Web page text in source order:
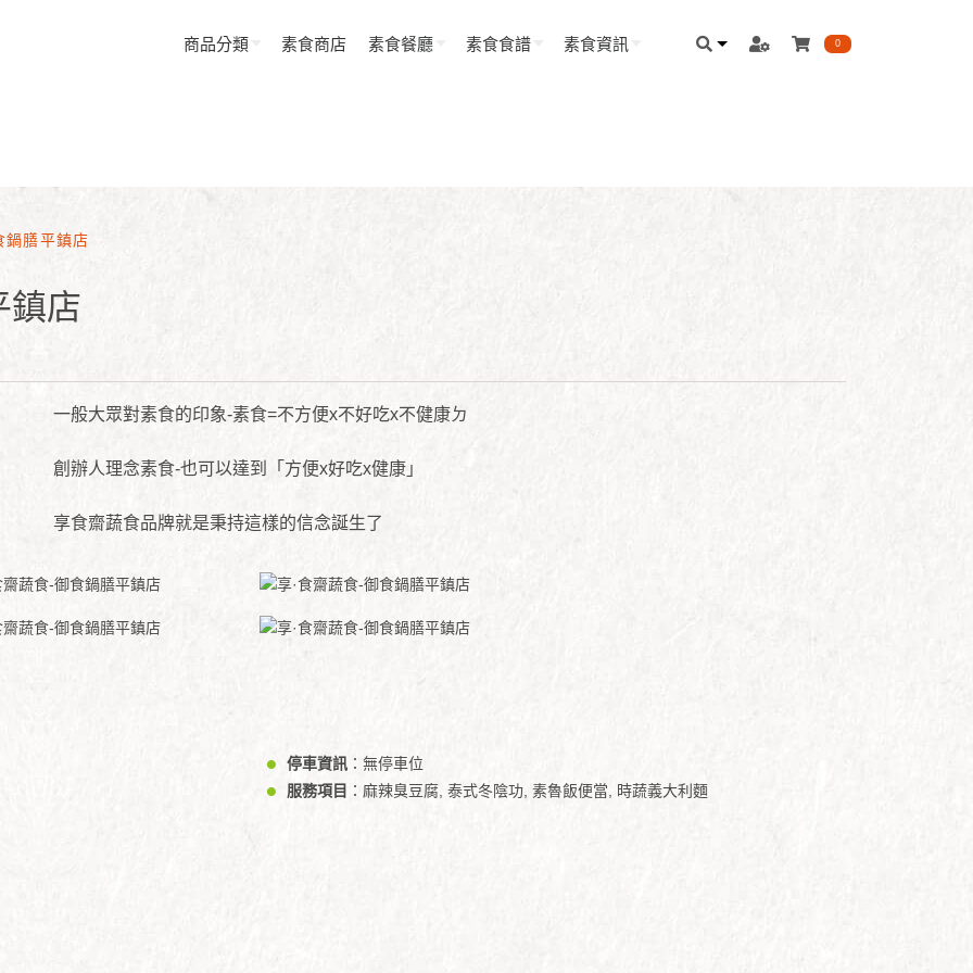
商品分類 素食商店 素食餐廳 素食食譜 素食資訊 0
膳平鎮店
鎮店
一般大眾對素食的印象-素食=不方便x不好吃x不健康ㄉ
創辦人理念素食-也可以達到「方便x好吃x健康」
享食齋蔬食品牌就是秉持這樣的信念誕生了
停車資訊 ：無停車位
服務項目 ：麻辣臭豆腐, 泰式冬陰功, 素魯飯便當, 時蔬義大利麵